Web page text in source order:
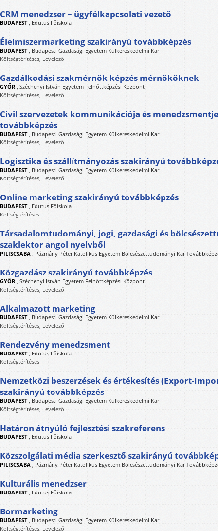
CRM menedzser – ügyfélkapcsolati vezető
BUDAPEST, Edutus Főiskola
Élelmiszermarketing szakirányú továbbképzés
BUDAPEST, Budapesti Gazdasági Egyetem Külkereskedelmi Kar
Költségtérítéses, Levelező
Gazdálkodási szakmérnök képzés mérnököknek
GYŐR , Széchenyi István Egyetem Felnőttképzési Központ
Költségtérítéses, Levelező
Civil szervezetek kommunikációja és
továbbképzés
BUDAPEST, Budapesti Gazdasági Egyetem Külkereskedelmi Kar
Költségtérítéses, Levelező
Logisztika és szállítmányozás szakirányú
BUDAPEST, Budapesti Gazdasági Egyetem Külkereskedelmi Kar
Költségtérítéses, Levelező
Online marketing szakirányú továbbképzés
BUDAPEST, Edutus Főiskola
Költségtérítéses
Társadalomtudományi, jogi, gazdasági és
szaklektor angol nyelvből
PILISCSABA , Pázmány Péter Katolikus Egyetem Bölcsészettudományi Kar
Közgazdász szakirányú továbbképzés
GYŐR , Széchenyi István Egyetem Felnőttképzési Központ
Költségtérítéses, Levelező
Alkalmazott marketing
BUDAPEST, Budapesti Gazdasági Egyetem Külkereskedelmi Kar
Költségtérítéses, Levelező
Rendezvény menedzsment
BUDAPEST, Edutus Főiskola
Költségtérítéses
Nemzetközi beszerzések és értékesítés (Export-
szakirányú továbbképzés
BUDAPEST, Budapesti Gazdasági Egyetem Külkereskedelmi Kar
Költségtérítéses, Levelező
Határon átnyúló fejlesztési szakreferens
BUDAPEST, Edutus Főiskola
Közszolgálati média szerkesztő szakirányú
PILISCSABA , Pázmány Péter Katolikus Egyetem Bölcsészettudományi Kar
Kulturális menedzser
BUDAPEST, Edutus Főiskola
Bormarketing
BUDAPEST, Budapesti Gazdasági Egyetem Külkereskedelmi Kar
Költségtérítéses, Levelező